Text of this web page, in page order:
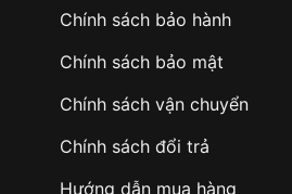
toán khi nhận hàng hoặc
Chính sách bảo hành
Chính sách bảo mật
Chính sách vận chuyển
Chính sách đổi trả
Hướng dẫn mua hàng